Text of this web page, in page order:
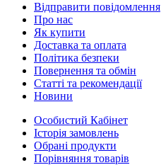
Відправити повідомлення
Про нас
Як купити
Доставка та оплата
Політика безпеки
Повернення та обмін
Статті та рекомендації
Новини
Особистий Кабінет
Історія замовлень
Обрані продукти
Порівняння товарів